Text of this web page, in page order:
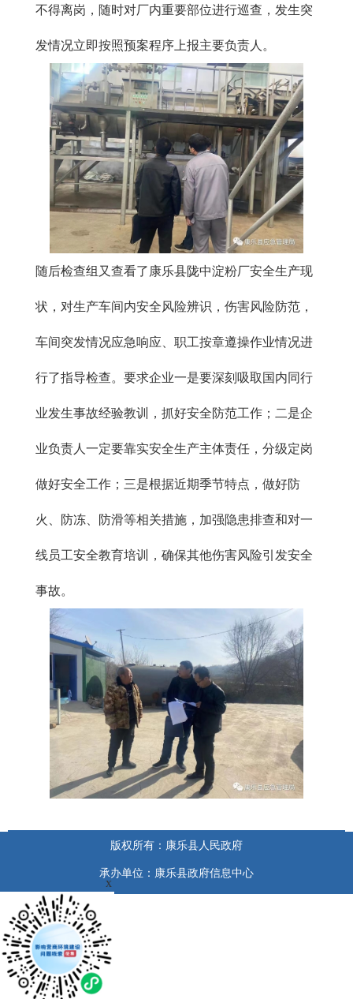
不得离岗，随时对厂内重要部位进行巡查，发生突
发情况立即按照预案程序上报主要负责人。
随后检查组又查看了康乐县陇中淀粉厂安全生产现
状，对生产车间内安全风险辨识，伤害风险防范，
车间突发情况应急响应、职工按章遵操作业情况进
行了指导检查。要求企业一是要深刻吸取国内同行
业发生事故经验教训，抓好安全防范工作；二是企
业负责人一定要靠实安全生产主体责任，分级定岗
做好安全工作；三是根据近期季节特点，做好防
火、防冻、防滑等相关措施，加强隐患排查和对一
线员工安全教育培训，确保其他伤害风险引发安全
事故。
版权所有：康乐县人民政府
承办单位：康乐县政府信息中心
x